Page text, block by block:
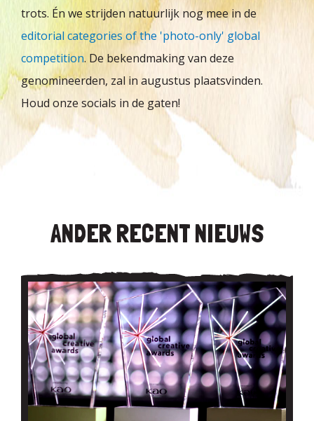
trots. Én we strijden natuurlijk nog mee in de
editorial categories of the 'photo-only' global
competition. De bekendmaking van deze
genomineerden, zal in augustus plaatsvinden.
Houd onze socials in de gaten!
ANDER RECENT NIEUWS